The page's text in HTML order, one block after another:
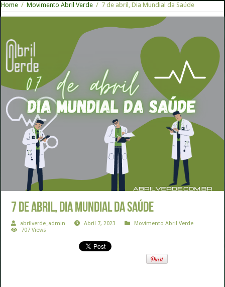
Home / Movimento Abril Verde / 7 de abril, Dia Mundial da Saúde
7 de abril, Dia Mundial da Saúde
abrilverde_admin Abril 7, 2023
Movimento Abril Verde
707 Views